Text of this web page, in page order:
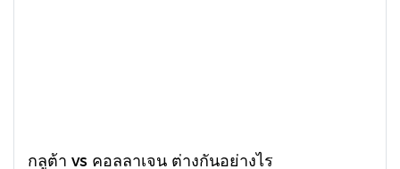
กลูต้า vs คอลลาเจน ต่างกันอย่างไร